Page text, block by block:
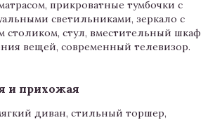
прикроватные тумбочки с
светильниками, зеркало с
столиком, стул, вместительный шкаф
вещей, современный телевизор.
и прихожая
диван, стильный торшер,